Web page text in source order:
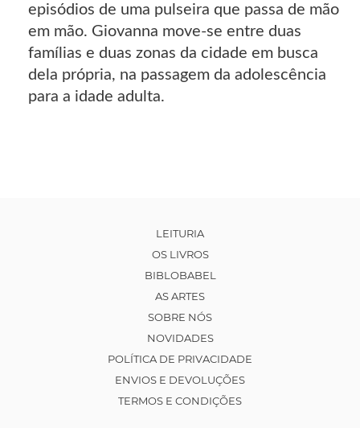
episódios de uma pulseira que passa de mão
em mão. Giovanna move-se entre duas
famílias e duas zonas da cidade em busca
dela própria, na passagem da adolescência
para a idade adulta.
LEITURIA
OS LIVROS
BIBLOBABEL
AS ARTES
SOBRE NÓS
NOVIDADES
POLÍTICA DE PRIVACIDADE
ENVIOS E DEVOLUÇÕES
TERMOS E CONDIÇÕES